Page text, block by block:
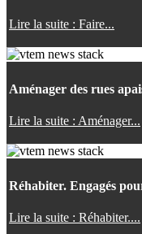
Lire la suite : Faire...
Aménager des rues
Lire la suite : Aménager...
Réhabiter. Engagés
Lire la suite : Réhabiter....